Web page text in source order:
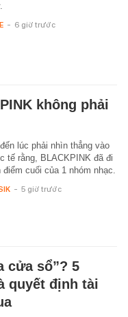
- 6 giờ trước
không phải
lúc phải nhìn thẳng vào
tế rằng, BLACKPINK đã đi
điểm cuối của 1 nhóm nhạc.
- 5 giờ trước
cửa sổ”? 5
quyết định tài